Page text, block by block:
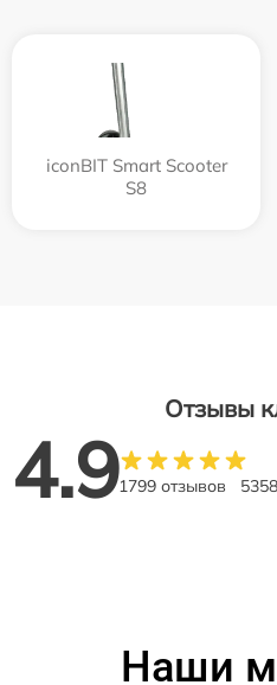
iconBIT Smart Scooter
S8
Отзывы
4.91799 отзывов
Наши